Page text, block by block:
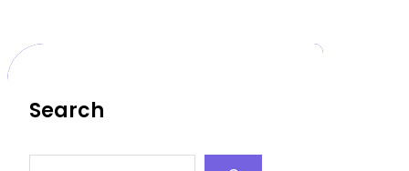
Search